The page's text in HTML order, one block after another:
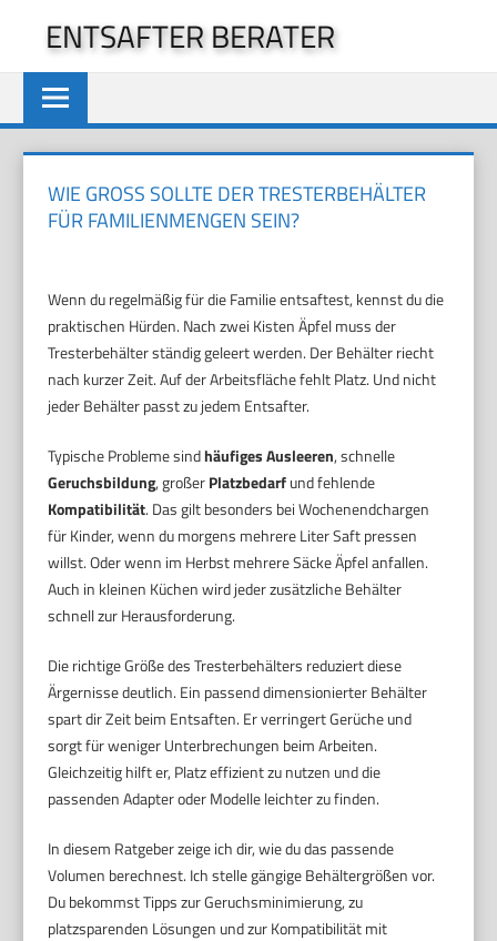
springen
ENTSAFTER BERATER
WIE GROSS SOLLTE DER TRESTERBEHÄLTER F
ÜR FAMILIENMENGEN SEIN?
Wenn du regelmäßig für die Familie entsaftest, kennst du die
praktischen Hürden. Nach zwei Kisten Äpfel muss der
Tresterbehälter ständig geleert werden. Der Behälter riecht
nach kurzer Zeit. Auf der Arbeitsfläche fehlt Platz. Und nicht
jeder Behälter passt zu jedem Entsafter.
Typische Probleme sindhäufiges Ausleeren, schnelle
Geruchsbildung, großerPlatzbedarfund fehlende
Kompatibilität. Das gilt besonders bei Wochenendchargen
für Kinder, wenn du morgens mehrere Liter Saft pressen
willst. Oder wenn im Herbst mehrere Säcke Äpfel anfallen.
Auch in kleinen Küchen wird jeder zusätzliche Behälter
schnell zur Herausforderung.
Die richtige Größe des Tresterbehälters reduziert diese
Ärgernisse deutlich. Ein passend dimensionierter Behälter
spart dir Zeit beim Entsaf­ten. Er verringert Gerüche und
sorgt für weniger Unterbrechungen beim Arbeiten.
Gleichzeitig hilft er, Platz effizient zu nutzen und die
passenden Adapter oder Modelle leichter zu finden.
In diesem Ratgeber zeige ich dir, wie du das passende
Volumen berechnest. Ich stelle gängige Behältergrößen vor.
Du bekommst Tipps zur Geruchsminimierung, zu
platzsparenden Lösungen und zur Kompatibilität mit